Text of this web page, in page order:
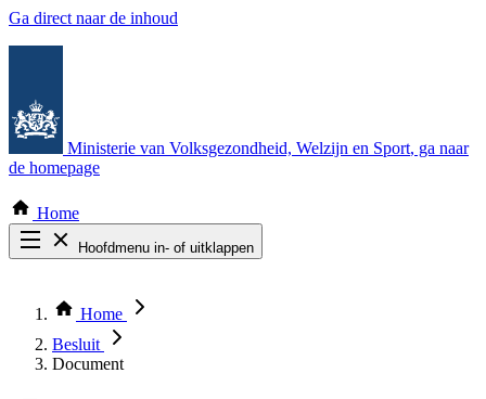
Ga direct naar de inhoud
Ministerie van Volksgezondheid, Welzijn en Sport, ga naar
de homepage
Home
Hoofdmenu in- of uitklappen
Thema COVID-19
Bekijk per bestuursorgaan
Home
Besluit
Document